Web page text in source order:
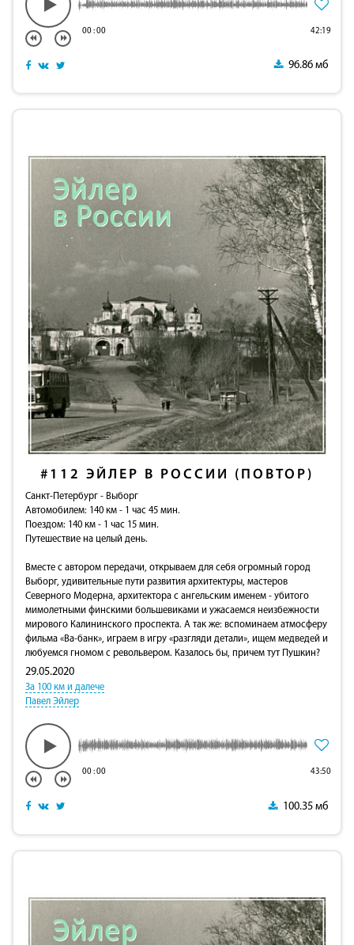
00:00 42:19
96.86 мб
#112 ЭЙЛЕР В РОССИИ (ПОВТОР)
Санкт-Петербург - Выборг
Автомобилем: 140 км - 1 час 45 мин.
Поездом: 140 км - 1 час 15 мин.
Путешествие на целый день.
Вместе с автором передачи, открываем для себя огромный город
Выборг, удивительные пути развития архитектуры, мастеров
Северного Модерна, архитектора с ангельским именем - убитого
мимолетными финскими большевиками и ужасаемся неизбежности
мирового Калининского проспекта. А так же: вспоминаем атмосферу
фильма «Ва-банк», играем в игру «разгляди детали», ищем медведей и
любуемся гномом с револьвером. Казалось бы, причем тут Пушкин?
29.05.2020
За 100 км и далече
Павел Эйлер
00:00 43:50
100.35 мб